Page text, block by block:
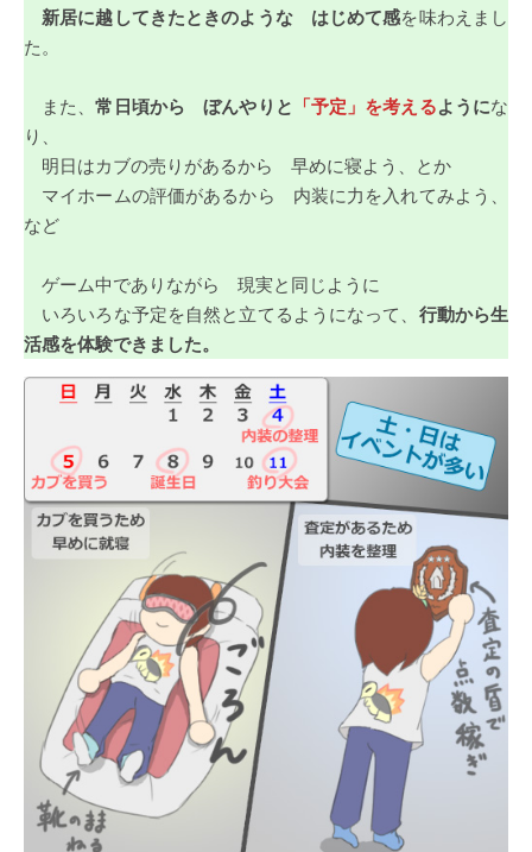
新居に越してきたときのような はじめて感を味わえまし
た。
また、常日頃から ぼんやりと 「予定」を考えるようにな
り、
明日はカブの売りがあるから 早めに寝よう、とか
マイホームの評価があるから 内装に力を入れてみよう、
など
ゲーム中でありながら 現実と同じように
いろいろな予定を自然と立てるようになって、 行動から生
活感を体験できました。